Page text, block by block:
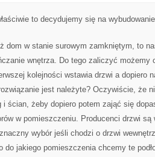
to decydujemy się na
dom w stanie surowym zamkniętym, to
wnętrza. Do tego zaliczyć możemy
kolejności wstawia drzwi a dopiero
jest należyte? Oczywiście, że
i ścian, żeby dopiero potem zająć się
w pomieszczeniu. Producenci drzwi są
wybór jeśli chodzi o drzwi
do jakiego pomieszczenia chcemy te